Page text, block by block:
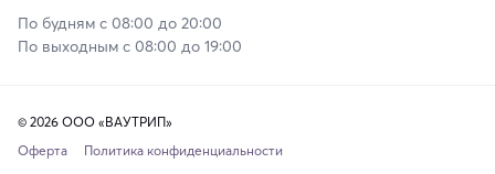
По будням с 08:00 до 20:00
По выходным с 08:00 до 19:00
© 2026 ООО «ВАУТРИП»
Оферта
Политика конфиденциальности